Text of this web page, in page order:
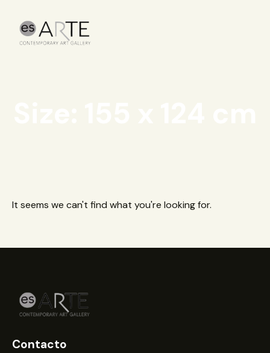
It seems we can't find what you're looking for.
Contacto